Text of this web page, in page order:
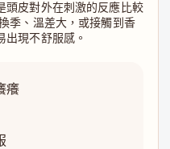
頭皮對外在刺激的反應比較
季、溫差大，或接觸到香
出現不舒服感。
癢